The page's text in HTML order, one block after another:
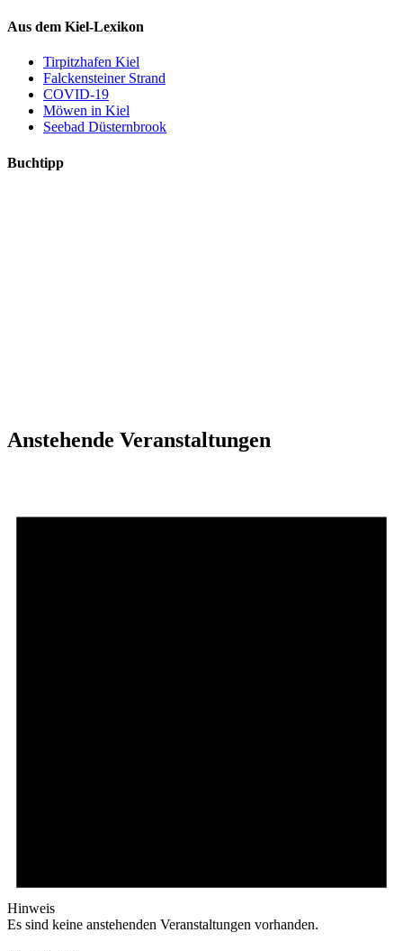
Aus dem Kiel-Lexikon
Tirpitzhafen Kiel
Falckensteiner Strand
COVID-19
Möwen in Kiel
Seebad Düsternbrook
Buchtipp
Anstehende Veranstaltungen
Hinweis
Es sind keine anstehenden Veranstaltungen vorhanden.